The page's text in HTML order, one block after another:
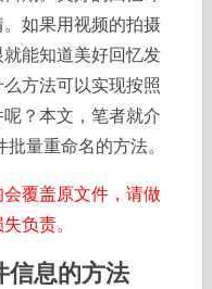
如果用视频的拍摄
能知道美好回忆发
方法可以实现按照
？本文，笔者就介
量重命名的方法。
覆盖原文件，请做
负责。
信息的方法